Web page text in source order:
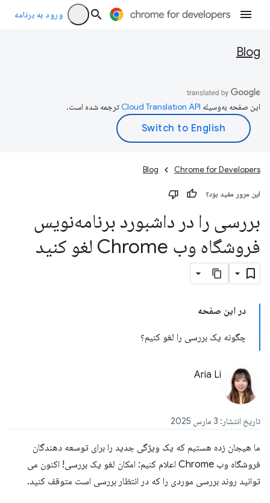
ورود به برنامه
Blog
این صفحه به‌وسیله ترجمه شده است.
Chrome for Developers
Blog
این مرور مفید بود؟
بررسی را در داشبورد برنامه‌نویس
فروشگاه وب Chrome لغو کنید
در این صفحه
چگونه یک بررسی را لغو کنیم؟
Aria Li
تاریخ انتشار: 3 مارس 2025
ما هیجان زده هستیم که یک ویژگی جدید را برای توسعه دهندگان
فروشگاه وب Chrome اعلام کنیم: امکان لغو یک بررسی! اکنون می
توانید روند بررسی موردی را که در انتظار بررسی است متوقف کنید.